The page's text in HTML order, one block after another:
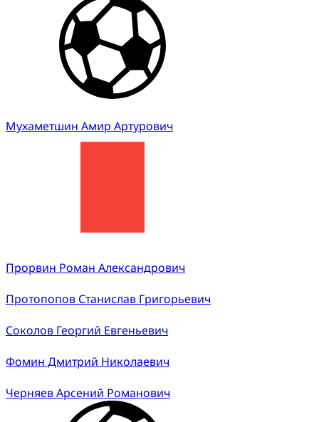
Мухаметшин Амир Артурович
Прорвин Роман Александрович
Протопопов Станислав Григорьевич
Соколов Георгий Евгеньевич
Фомин Дмитрий Николаевич
Черняев Арсений Романович